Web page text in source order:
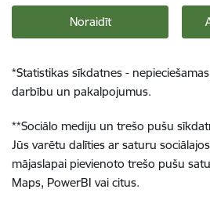
Noraidīt
*Statistikas sīkdatnes -
darbību un pakalpojumus.
**Sociālo mediju un trešo pušu
Jūs varētu dalīties ar saturu
mājaslapai pievienoto trešo pušu
Maps, PowerBI vai citus.